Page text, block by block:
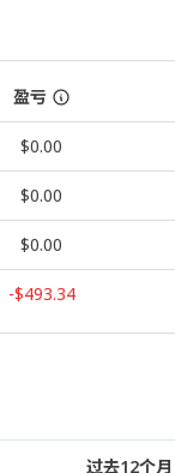
盈亏
$0.00
$0.00
$0.00
-$493.34
过去12个月